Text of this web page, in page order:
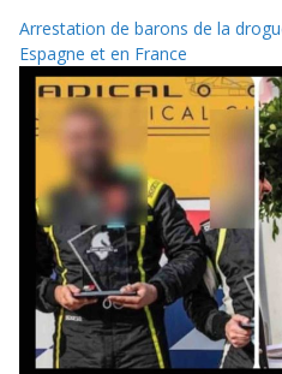
Arrestation de barons de la
Espagne et en France